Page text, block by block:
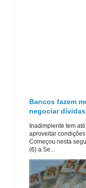
Bancos fazem
negociar
Inadimplente tem
aproveitar
Começou nesta
(6) a Se...